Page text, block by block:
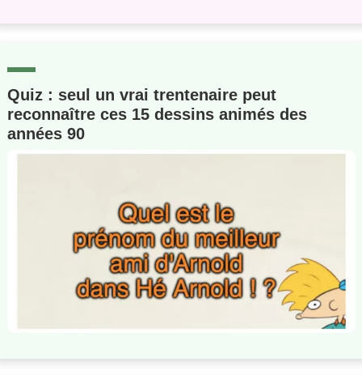
Quiz : seul un vrai trentenaire peut
reconnaître ces 15 dessins animés des
années 90